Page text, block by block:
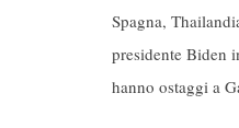
Spagna,
presidente Biden
hanno ostaggi a